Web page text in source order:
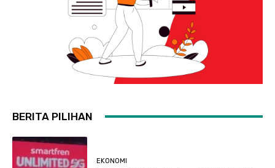
BERITA PILIHAN
EKONOMI